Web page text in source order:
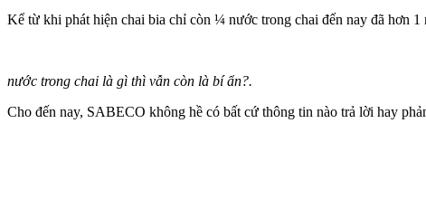
Kể từ khi phát hiện chai bia chỉ còn ¼ nước trong chai đến nay đã hơn
nước trong chai là gì thì vẫn còn là bí ẩn?.
Cho đến nay, SABECO không hề có bất cứ thông tin nào trả lời hay